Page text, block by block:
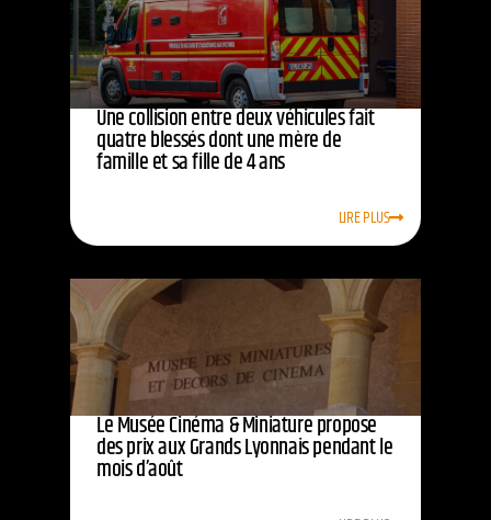
Une collision entre deux véhicules fait
quatre blessés dont une mère de
famille et sa fille de 4 ans
LIRE PLUS
Le Musée Cinéma & Miniature propose
des prix aux Grands Lyonnais pendant le
mois d’août